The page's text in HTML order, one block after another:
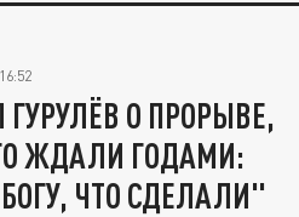
16:52
ГУРУЛЁВ О ПРОРЫВЕ,
ЖДАЛИ ГОДАМИ:
ЧТО СДЕЛАЛИ"